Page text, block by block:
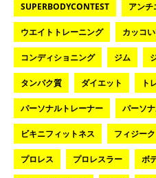
SUPERBODYCONTEST アンチ
ウエイトトレーニング カッコ
コンディショニング ジム
タンパク質 ダイエット ト
パーソナルトレーナー パーソ
ビキニフィットネス フィジーク
プロレス プロレスラー ボ